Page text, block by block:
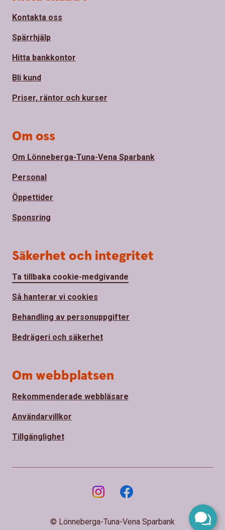
Kontakta oss
Spärrhjälp
Hitta bankkontor
Bli kund
Priser, räntor och kurser
Om oss
Om Lönneberga-Tuna-Vena Sparbank
Personal
Öppettider
Sponsring
Säkerhet och integritet
Ta tillbaka cookie-medgivande
Så hanterar vi cookies
Behandling av personuppgifter
Bedrägeri och säkerhet
Om webbplatsen
Rekommenderade webbläsare
Användarvillkor
Tillgänglighet
© Lönneberga-Tuna-Vena Sparbank